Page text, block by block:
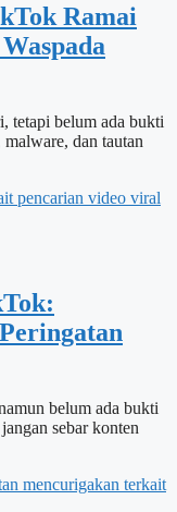
Ramai
tetapi belum ada bukti
dan tautan
belum ada bukti
sebar konten